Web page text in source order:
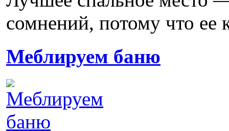
сомнений, потому что ее
Меблируем баню